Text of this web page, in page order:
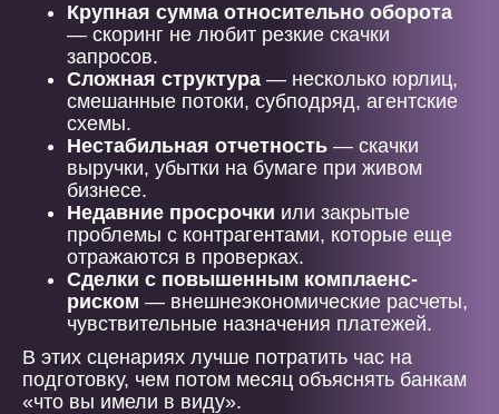
Крупная сумма относительно оборота
— скоринг не любит резкие скачки
запросов.
Сложная структура — несколько юрлиц,
смешанные потоки, субподряд, агентские
схемы.
Нестабильная отчетность — скачки
выручки, убытки на бумаге при живом
бизнесе.
Недавние просрочки или закрытые
проблемы с контрагентами, которые еще
отражаются в проверках.
Сделки с повышенным комплаенс-
риском — внешнеэкономические расчеты,
чувствительные назначения платежей.
В этих сценариях лучше потратить час на
подготовку, чем потом месяц объяснять банкам
«что вы имели в виду».